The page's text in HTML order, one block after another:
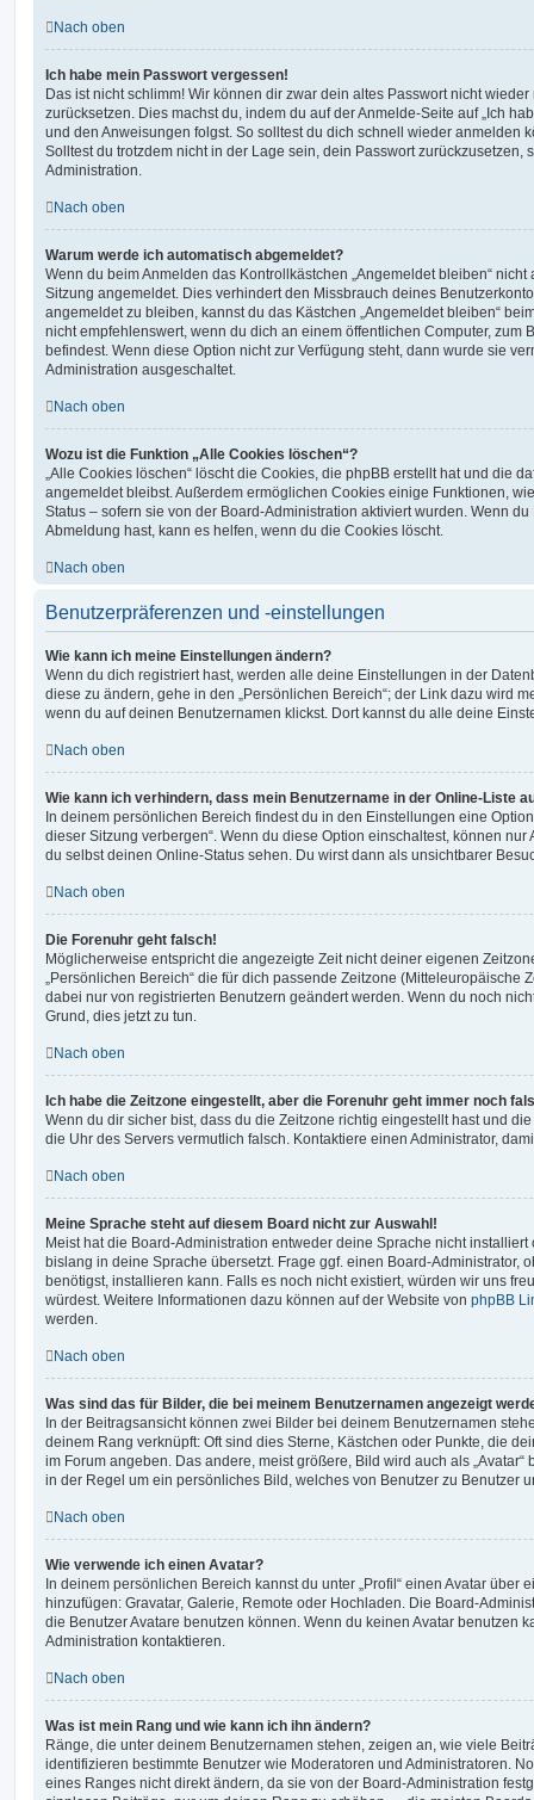
Nach oben
Ich habe mein Passwort vergessen!
Das ist nicht schlimm! Wir können dir zwar dein altes Passwort nicht
zurücksetzen. Dies machst du, indem du auf der Anmelde-Seite auf „Ich
und den Anweisungen folgst. So solltest du dich schnell wieder anmelden
Solltest du trotzdem nicht in der Lage sein, dein Passwort zurückzusetzen,
Administration.
Nach oben
Warum werde ich automatisch abgemeldet?
Wenn du beim Anmelden das Kontrollkästchen „Angemeldet bleiben“
Sitzung angemeldet. Dies verhindert den Missbrauch deines
angemeldet zu bleiben, kannst du das Kästchen „Angemeldet bleiben“
nicht empfehlenswert, wenn du dich an einem öffentlichen Computer, zum
befindest. Wenn diese Option nicht zur Verfügung steht, dann wurde sie
Administration ausgeschaltet.
Nach oben
Wozu ist die Funktion „Alle Cookies löschen“?
„Alle Cookies löschen“ löscht die Cookies, die phpBB erstellt hat und die
angemeldet bleibst. Außerdem ermöglichen Cookies einige Funktionen,
Status – sofern sie von der Board-Administration aktiviert wurden. Wenn
Abmeldung hast, kann es helfen, wenn du die Cookies löscht.
Nach oben
Benutzerpräferenzen und -einstellungen
Wie kann ich meine Einstellungen ändern?
Wenn du dich registriert hast, werden alle deine Einstellungen in der
diese zu ändern, gehe in den „Persönlichen Bereich“; der Link dazu wird
wenn du auf deinen Benutzernamen klickst. Dort kannst du alle deine
Nach oben
Wie kann ich verhindern, dass mein Benutzername in der Online-Liste
In deinem persönlichen Bereich findest du in den Einstellungen eine
dieser Sitzung verbergen“. Wenn du diese Option einschaltest, können
du selbst deinen Online-Status sehen. Du wirst dann als unsichtbarer
Nach oben
Die Forenuhr geht falsch!
Möglicherweise entspricht die angezeigte Zeit nicht deiner eigenen
„Persönlichen Bereich“ die für dich passende Zeitzone (Mitteleuropäische
dabei nur von registrierten Benutzern geändert werden. Wenn du noch
Grund, dies jetzt zu tun.
Nach oben
Ich habe die Zeitzone eingestellt, aber die Forenuhr geht immer noch
Wenn du dir sicher bist, dass du die Zeitzone richtig eingestellt hast und
die Uhr des Servers vermutlich falsch. Kontaktiere einen Administrator,
Nach oben
Meine Sprache steht auf diesem Board nicht zur Auswahl!
Meist hat die Board-Administration entweder deine Sprache nicht
bislang in deine Sprache übersetzt. Frage ggf. einen Board-Administrator,
benötigst, installieren kann. Falls es noch nicht existiert, würden wir uns
würdest. Weitere Informationen dazu können auf der Website von phpBB
werden.
Nach oben
Was sind das für Bilder, die bei meinem Benutzernamen angezeigt
In der Beitragsansicht können zwei Bilder bei deinem Benutzernamen
deinem Rang verknüpft: Oft sind dies Sterne, Kästchen oder Punkte, die
im Forum angeben. Das andere, meist größere, Bild wird auch als
in der Regel um ein persönliches Bild, welches von Benutzer zu Benutzer
Nach oben
Wie verwende ich einen Avatar?
In deinem persönlichen Bereich kannst du unter „Profil“ einen Avatar über
hinzufügen: Gravatar, Galerie, Remote oder Hochladen. Die Board-
die Benutzer Avatare benutzen können. Wenn du keinen Avatar benutzen
Administration kontaktieren.
Nach oben
Was ist mein Rang und wie kann ich ihn ändern?
Ränge, die unter deinem Benutzernamen stehen, zeigen an, wie viele
identifizieren bestimmte Benutzer wie Moderatoren und Administratoren.
eines Ranges nicht direkt ändern, da sie von der Board-Administration